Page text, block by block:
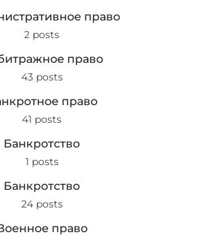
право
2 posts
право
43 posts
право
41 posts
Банкротство
1 posts
Банкротство
24 posts
право